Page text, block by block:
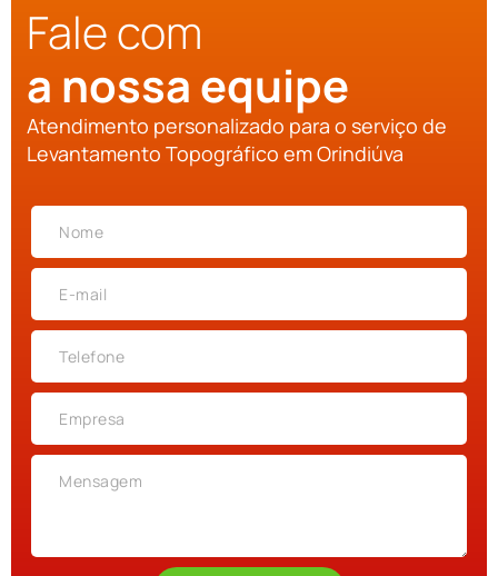
Fale com
a nossa equipe
Atendimento personalizado para o serviço de
Levantamento Topográfico em Orindiúva